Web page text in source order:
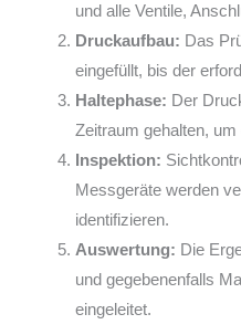
und alle Ventile,
Druckaufbau: Das
eingefüllt, bis der
Haltephase: Der
Zeitraum gehalten,
Inspektion:
Messgeräte werden
identifizieren.
Auswertung: Die
und gegebenenfalls
eingeleitet.